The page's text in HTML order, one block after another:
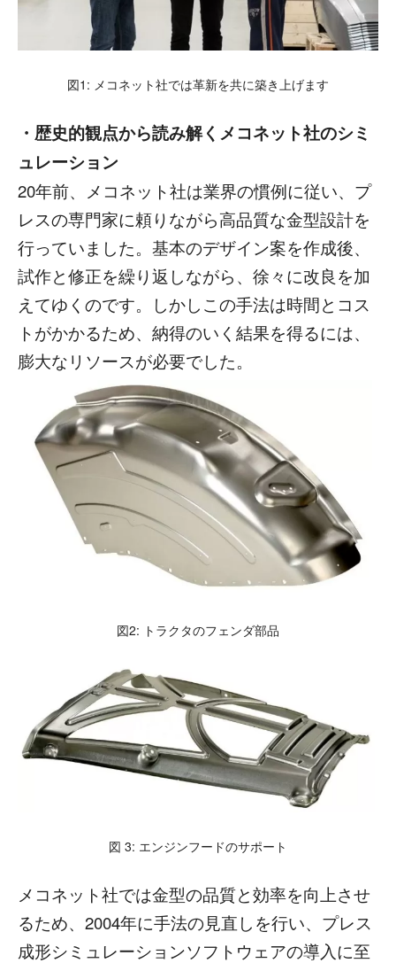
図1: メコネット社では革新を共に築き上げます
・歴史的観点から読み解くメコネット社のシミ
ュレーション
20年前、メコネット社は業界の慣例に従い、プ
レスの専門家に頼りながら高品質な金型設計を
行っていました。基本のデザイン案を作成後、
試作と修正を繰り返しながら、徐々に改良を加
えてゆくのです。しかしこの手法は時間とコス
トがかかるため、納得のいく結果を得るには、
膨大なリソースが必要でした。
図2: トラクタのフェンダ部品
図 3: エンジンフードのサポート
メコネット社では金型の品質と効率を向上させ
るため、2004年に手法の見直しを行い、プレス
成形シミュレーションソフトウェアの導入に至